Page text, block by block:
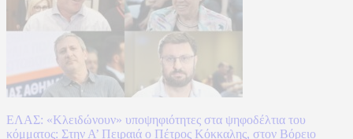
ΕΛΑΣ: «Κλειδώνουν» υποψηφιότητες στα ψηφοδέλτια του
κόμματος: Στην Α’ Πειραιά ο Πέτρος Κόκκαλης, στον Βόρειο